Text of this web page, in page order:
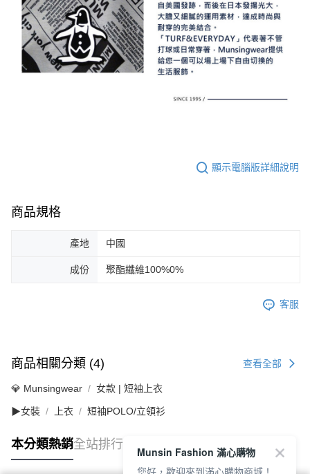
顯示電腦版詳細說明
商品規格
產地 中國
成份 聚酯纖維100%0%
客服
商品相關分類 (4) 查看全部
💎 Munsingwear 女款 | 短袖上衣
▶女裝 上衣 短袖POLO/立領衫
本分類熱銷全站排行
Munsin Fashion 滿心購物
您好，歡迎來到滿心購物商城！